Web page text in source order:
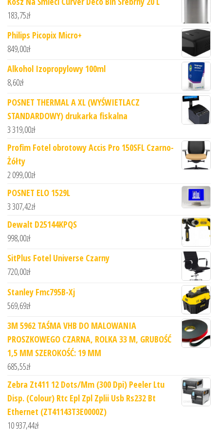
183,75zł
Philips Picopix Micro+
849,00zł
Alkohol Izopropylowy 100ml
8,60zł
POSNET THERMAL A XL (WYŚWIETLACZ
STANDARDOWY) drukarka fiskalna
3 319,00zł
Profim Fotel obrotowy Accis Pro 150SFL Czarno-
Żółty
2 099,00zł
POSNET ELO 1529L
3 307,42zł
Dewalt D25144KPQS
998,00zł
SitPlus Fotel Universe Czarny
720,00zł
Stanley Fmc795B-Xj
569,69zł
3M 5962 TAŚMA VHB DO MALOWANIA
PROSZKOWEGO CZARNA, ROLKA 33 M, GRUBOŚĆ
1,5 MM SZEROKOŚĆ: 19 MM
685,55zł
Zebra Zt411 12 Dots/Mm (300 Dpi) Peeler Ltu
Disp. (Colour) Rtc Epl Zpl Zplii Usb Rs232 Bt
Ethernet (ZT41143T3E0000Z)
10 937,44zł